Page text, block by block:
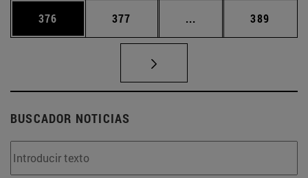
Página
376 Página
377 ... Páginas intermedias
Página
389
BUSCADOR NOTICIAS